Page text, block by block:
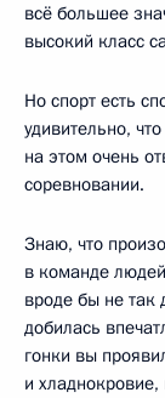
всё большее
высокий класс
Но спорт есть
удивительно,
на этом очень
соревновании.
Знаю, что
в команде
вроде бы не так
добилась
гонки вы
и